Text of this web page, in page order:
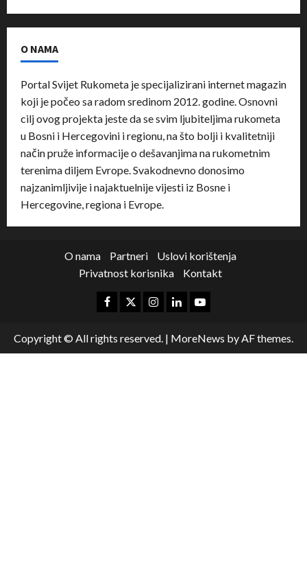
O NAMA
Portal Svijet Rukometa je specijalizirani internet magazin
koji je počeo sa radom sredinom 2012. godine. Osnovni
cilj ovog projekta jeste da se svim ljubiteljima rukometa
u Bosni i Hercegovini i regionu, na što bolji i kvalitetniji
način pruže informacije o dešavanjima na rukometnim
terenima diljem Evrope. Svakodnevno donosimo
najzanimljivije i najaktuelnije vijesti iz Bosne i
Hercegovine, regiona i Evrope.
O nama Partneri
Uslovi korištenja
Privatnost korisnika
Kontakt
Copyright © All rights reserved. | MoreNews by AF themes.